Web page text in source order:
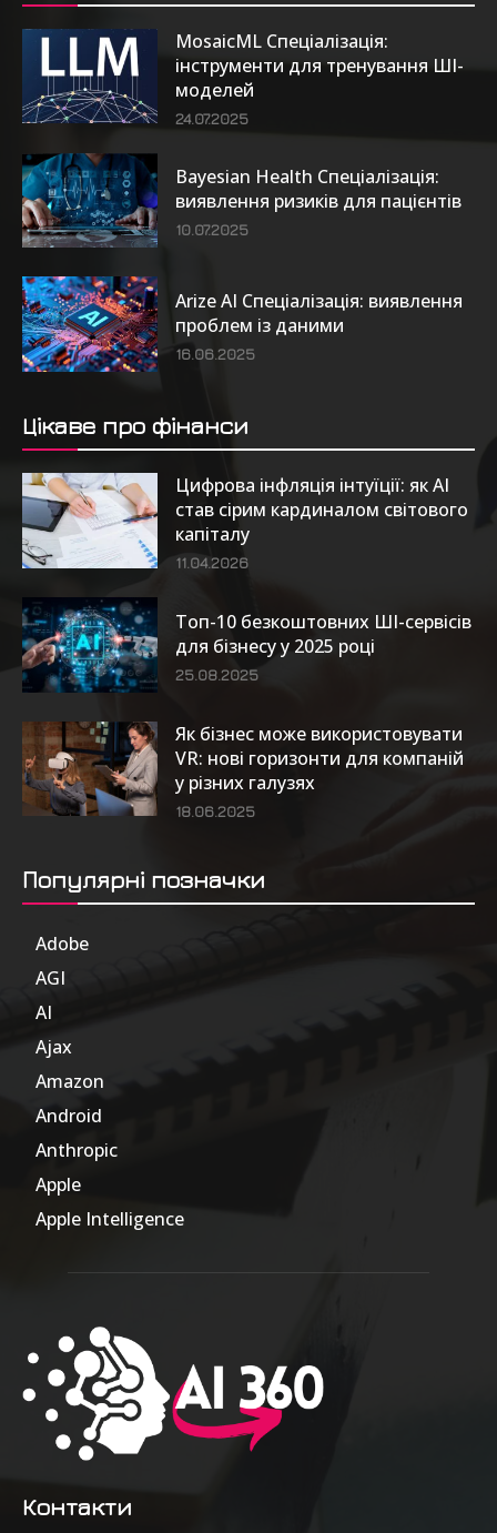
MosaicML Спеціалізація:
інструменти для тренування ШІ-
моделей
24.07.2025
Bayesian Health Спеціалізація:
виявлення ризиків для пацієнтів
10.07.2025
Arize AI Спеціалізація: виявлення
проблем із даними
16.06.2025
Цікаве про фінанси
Цифрова інфляція інтуїції: як AI
став сірим кардиналом світового
капіталу
11.04.2026
Топ-10 безкоштовних ШІ-сервісів
для бізнесу у 2025 році
25.08.2025
Як бізнес може використовувати
VR: нові горизонти для компаній
у різних галузях
18.06.2025
Популярні позначки
Adobe
AGI
AI
Ajax
Amazon
Android
Anthropic
Apple
Apple Intelligence
Контакти